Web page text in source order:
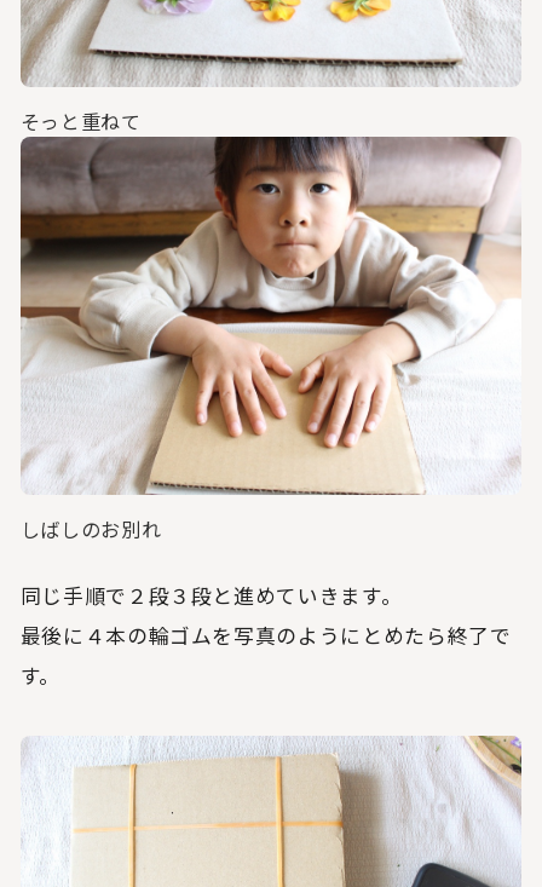
そっと重ねて
しばしのお別れ
同じ手順で２段３段と進めていきます。
最後に４本の輪ゴムを写真のようにとめたら終了で
す。